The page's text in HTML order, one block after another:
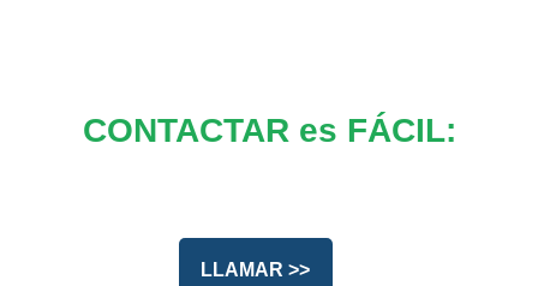
CONTACTAR es FÁCIL:
LLAMAR >>